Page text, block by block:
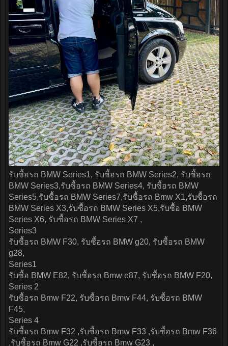
รับซื้อรถ BMW Series1, รับซื้อรถ BMW Series2, รับซื้อรถ
BMW Series3,รับซื้อรถ BMW Series4, รับซื้อรถ BMW
Series5,รับซื้อรถ BMW Series7,รับซื้อรถ Bmw X1,รับซื้อรถ
BMW Series X3,รับซื้อรถ BMW Series X5,รับซื้อ BMW
Series X6, รับซื้อรถ BMW Series X7 ,
Series3
รับซื้อรถ BMW F30, รับซื้อรถ BMW g20, รับซื้อรถ BMW
g28,
Series1
รับซื้อ BMW E82, รับซื้อรถ Bmw e87, รับซื้อรถ BMW F20,
Series 2
รับซื้อรถ Bmw F22, รับซื้อรถ Bmw F44, รับซื้อรถ BMW
F45,
Series 4
รับซื้อรถ Bmw F32 ,รับซื้อรถ Bmw F33 ,รับซื้อรถ Bmw F36
,รับซื้อรถ Bmw G22 ,รับซื้อรถ Bmw G23 ,